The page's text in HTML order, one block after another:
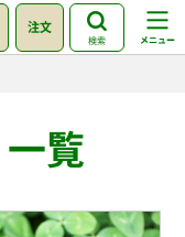
注文
検索
覧